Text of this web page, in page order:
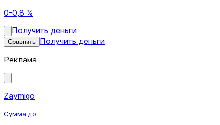
0-0,8 %
Получить деньги
Сравнить Получить деньги
Реклама
Zaymigo
Сумма до